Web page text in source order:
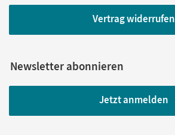
Vertrag widerrufen
Newsletter abonnieren
Jetzt anmelden